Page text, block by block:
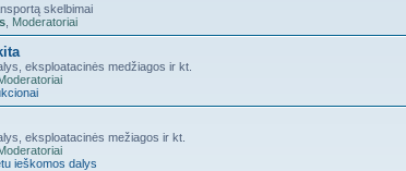
skelbimai
Moderatoriai
eksploatacinės medžiagos ir kt.
eksploatacinės mežiagos ir kt.
ieškomos dalys